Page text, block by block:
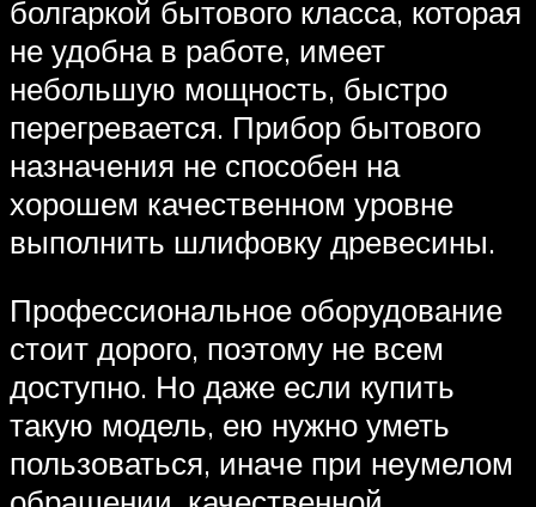
болгаркой бытового класса, которая
не удобна в работе, имеет
небольшую мощность, быстро
перегревается. Прибор бытового
назначения не способен на
хорошем качественном уровне
выполнить шлифовку древесины.
Профессиональное оборудование
стоит дорого, поэтому не всем
доступно. Но даже если купить
такую модель, ею нужно уметь
пользоваться, иначе при неумелом